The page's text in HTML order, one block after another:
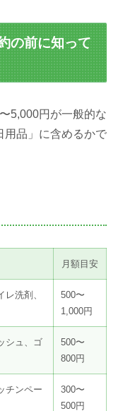
の前に知って
5,000円が一般的な
用品」に含めるかで
月額目安
洗剤、
500〜
1,000円
シュ、ゴ
500〜
800円
チンペー
300〜
500円